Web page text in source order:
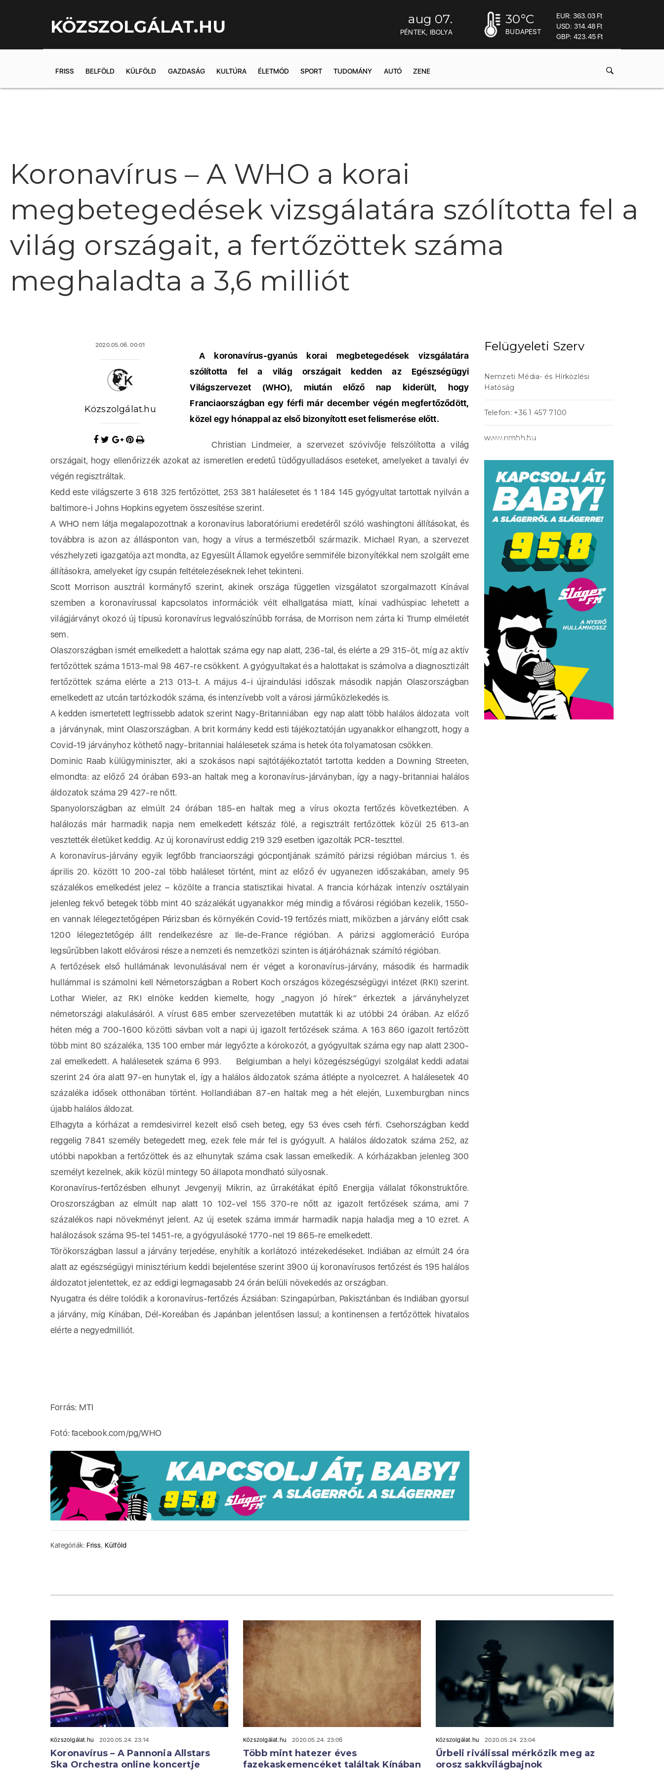
KÖZSZOLGÁLAT.HU aug 07.
PÉNTEK, IBOLYA
30°C
BUDAPEST
EUR: 363.03 Ft
USD: 314.48 Ft
GBP: 423.45 Ft
FRISS BELFÖLD KÜLFÖLD GAZDASÁG KULTÚRA ÉLETMÓD SPORT TUDOMÁNY AUTÓ ZENE
Koronavírus – A WHO a korai
megbetegedések vizsgálatára szólította fel a
világ országait, a fertőzöttek száma
meghaladta a 3,6 milliót
2020.05.06. 00:01
Közszolgálat.hu
A koronavírus-gyanús korai megbetegedések vizsgálatára
szólította fel a világ országait kedden az Egészségügyi
Világszervezet (WHO), miután előző nap kiderült, hogy
Franciaországban egy férfi már december végén megfertőződött,
közel egy hónappal az első bizonyított eset felismerése előtt.
Christian Lindmeier, a szervezet szóvivője felszólította a világ
országait, hogy ellenőrizzék azokat az ismeretlen eredetű tüdőgyulladásos eseteket, amelyeket a tavalyi év
végén regisztráltak.
Kedd este világszerte 3 618 325 fertőzöttet, 253 381 halálesetet és 1 184 145 gyógyultat tartottak nyilván a
baltimore-i Johns Hopkins egyetem összesítése szerint.
A WHO nem látja megalapozottnak a koronavírus laboratóriumi eredetéről szóló washingtoni állításokat, és
továbbra is azon az állásponton van, hogy a vírus a természetből származik. Michael Ryan, a szervezet
vészhelyzeti igazgatója azt mondta, az Egyesült Államok egyelőre semmiféle bizonyítékkal nem szolgált eme
állításokra, amelyeket így csupán feltételezéseknek lehet tekinteni.
Scott Morrison ausztrál kormányfő szerint, akinek országa független vizsgálatot szorgalmazott Kínával
szemben a koronavírussal kapcsolatos információk vélt elhallgatása miatt, kínai vadhúspiac lehetett a
világjárványt okozó új típusú koronavírus legvalószínűbb forrása, de Morrison nem zárta ki Trump elméletét
sem.
Olaszországban ismét emelkedett a halottak száma egy nap alatt, 236-tal, és elérte a 29 315-öt, míg az aktív
fertőzöttek száma 1513-mal 98 467-re csökkent. A gyógyultakat és a halottakat is számolva a diagnosztizált
fertőzöttek száma elérte a 213 013-t. A május 4-i újraindulási időszak második napján Olaszországban
emelkedett az utcán tartózkodók száma, és intenzívebb volt a városi járműközlekedés is.
A kedden ismertetett legfrissebb adatok szerint Nagy-Britanniában egy nap alatt több halálos áldozata volt
a járványnak, mint Olaszországban. A brit kormány kedd esti tájékoztatóján ugyanakkor elhangzott, hogy a
Covid-19 járványhoz köthető nagy-britanniai halálesetek száma is hetek óta folyamatosan csökken.
Dominic Raab külügyminiszter, aki a szokásos napi sajtótájékoztatót tartotta kedden a Downing Streeten,
elmondta: az előző 24 órában 693-an haltak meg a koronavírus-járványban, így a nagy-britanniai halálos
áldozatok száma 29 427-re nőtt.
Spanyolországban az elmúlt 24 órában 185-en haltak meg a vírus okozta fertőzés következtében. A
halálozás már harmadik napja nem emelkedett kétszáz fölé, a regisztrált fertőzöttek közül 25 613-an
vesztették életüket keddig. Az új koronavírust eddig 219 329 esetben igazolták PCR-teszttel.
A koronavírus-járvány egyik legfőbb franciaországi gócpontjának számító párizsi régióban március 1. és
április 20. között 10 200-zal több haláleset történt, mint az előző év ugyanezen időszakában, amely 95
százalékos emelkedést jelez – közölte a francia statisztikai hivatal. A francia kórházak intenzív osztályain
jelenleg fekvő betegek több mint 40 százalékát ugyanakkor még mindig a fővárosi régióban kezelik, 1550-
en vannak lélegeztetőgépen Párizsban és környékén Covid-19 fertőzés miatt, miközben a járvány előtt csak
1200 lélegeztetőgép állt rendelkezésre az Ile-de-France régióban. A párizsi agglomeráció Európa
legsűrűbben lakott elővárosi része a nemzeti és nemzetközi szinten is átjáróháznak számító régióban.
A fertőzések első hullámának levonulásával nem ér véget a koronavírus-járvány, második és harmadik
hullámmal is számolni kell Németországban a Robert Koch országos közegészségügyi intézet (RKI) szerint.
Lothar Wieler, az RKI elnöke kedden kiemelte, hogy „nagyon jó hírek” érkeztek a járványhelyzet
németországi alakulásáról. A vírust 685 ember szervezetében mutatták ki az utóbbi 24 órában. Az előző
héten még a 700-1600 közötti sávban volt a napi új igazolt fertőzések száma. A 163 860 igazolt fertőzött
több mint 80 százaléka, 135 100 ember már legyőzte a kórokozót, a gyógyultak száma egy nap alatt 2300-
zal emelkedett. A halálesetek száma 6 993. Belgiumban a helyi közegészségügyi szolgálat keddi adatai
szerint 24 óra alatt 97-en hunytak el, így a halálos áldozatok száma átlépte a nyolcezret. A halálesetek 40
százaléka idősek otthonában történt. Hollandiában 87-en haltak meg a hét elején, Luxemburgban nincs
újabb halálos áldozat.
Elhagyta a kórházat a remdesivirrel kezelt első cseh beteg, egy 53 éves cseh férfi. Csehországban kedd
reggelig 7841 személy betegedett meg, ezek fele már fel is gyógyult. A halálos áldozatok száma 252, az
utóbbi napokban a fertőzöttek és az elhunytak száma csak lassan emelkedik. A kórházakban jelenleg 300
személyt kezelnek, akik közül mintegy 50 állapota mondható súlyosnak.
Koronavírus-fertőzésben elhunyt Jevgenyij Mikrin, az űrrakétákat építő Energija vállalat főkonstruktőre.
Oroszországban az elmúlt nap alatt 10 102-vel 155 370-re nőtt az igazolt fertőzések száma, ami 7
százalékos napi növekményt jelent. Az új esetek száma immár harmadik napja haladja meg a 10 ezret. A
halálozások száma 95-tel 1451-re, a gyógyulásoké 1770-nel 19 865-re emelkedett.
Törökországban lassul a járvány terjedése, enyhítik a korlátozó intézekedéseket. Indiában az elmúlt 24 óra
alatt az egészségügyi minisztérium keddi bejelentése szerint 3900 új koronavírusos fertőzést és 195 halálos
áldozatot jelentettek, ez az eddigi legmagasabb 24 órán belüli növekedés az országban.
Nyugatra és délre tolódik a koronavírus-fertőzés Ázsiában: Szingapúrban, Pakisztánban és Indiában gyorsul
a járvány, míg Kínában, Dél-Koreában és Japánban jelentősen lassul; a kontinensen a fertőzöttek hivatalos
elérte a negyedmilliót.
Forrás: MTI
Fotó: facebook.com/pg/WHO
Kategóriák: Friss, Külföld
Felügyeleti Szerv
Nemzeti Média- és Hírközlési
Hatóság
Telefon: +36 1 457 7100
www.nmhh.hu
Közszolgálat.hu 2020.05.24. 23:14
Koronavírus – A Pannonia Allstars
Ska Orchestra online koncertje
Közszolgálat.hu 2020.05.24. 23:06
Több mint hatezer éves
fazekaskemencéket találtak Kínában
Közszolgálat.hu 2020.05.24. 23:04
Űrbeli riválissal mérkőzik meg az
orosz sakkvilágbajnok
acheter viagra sans ordonnance